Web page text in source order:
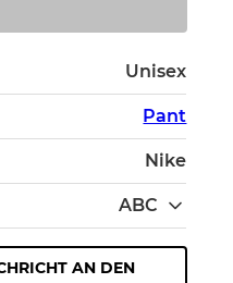
Unisex
Pant
Nike
ABC
AN DEN